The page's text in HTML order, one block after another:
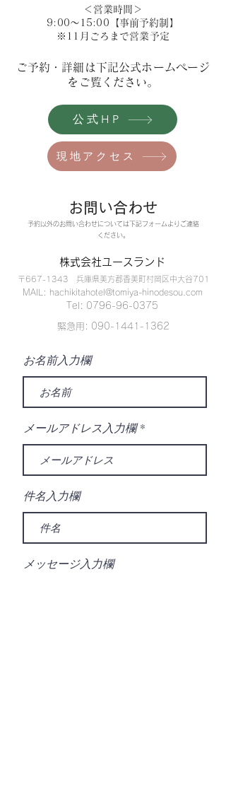
＜営業時間＞
9:00～15:00【事前予約制】
​※11月ごろまで営業予定
ご予約・詳細は下記公式ホームページ
をご覧ください。
公式HP
現地アクセス
お問い合わせ
予約以外のお問い合わせについては下記フォームよりご連絡
ください。
株式会社ユースランド
〒667-1343 兵庫県美方郡香美町村岡区中大谷701
MAIL: hachikitahotel@tomiya-hinodesou.com
Tel: 0796-96-0375
緊急用: 090-1441-1362
お名前入力欄
メールアドレス入力欄
件名入力欄
メッセージ入力欄